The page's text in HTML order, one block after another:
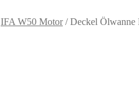
IFA W50 Motor/Deckel Ölwanne